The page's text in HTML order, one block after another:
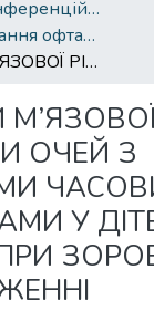
Матеріали конференцій Інституту Філатова
Актуальні питання офтальмології 2022
БІОРИТМИ М’ЯЗОВОЇ РІВНОВАГИ ОЧЕЙ З КОРОТКИМИ ЧАСОВИМИ ІНТЕРВАЛАМИ У ДІТЕЙ З МІОПІЄЮ ПРИ ЗОРОВОМУ НАВАНТАЖЕННІ
М’ЯЗОВОЇ
ОЧЕЙ З
У